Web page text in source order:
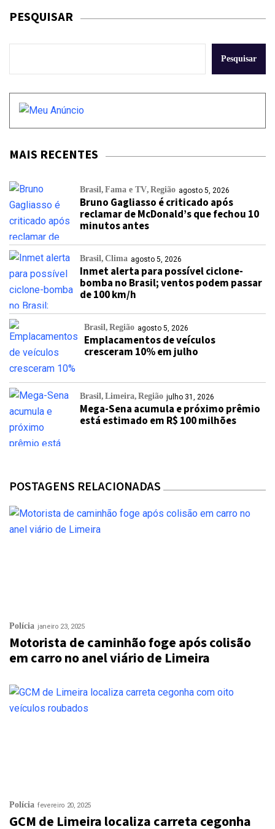
PESQUISAR
Pesquisar
MAIS RECENTES
Brasil Fama e TV Região agosto 5, 2026
Bruno Gagliasso é criticado após
reclamar de McDonald’s que fechou 10
minutos antes
Brasil Clima agosto 5, 2026
Inmet alerta para possível ciclone-
bomba no Brasil; ventos podem passar
de 100 km/h
Brasil Região agosto 5, 2026
Emplacamentos de veículos
cresceram 10% em julho
Brasil Limeira Região julho 31, 2026
Mega-Sena acumula e próximo prêmio
está estimado em R$ 100 milhões
POSTAGENS RELACIONADAS
Polícia janeiro 23, 2025
Motorista de caminhão foge após colisão
em carro no anel viário de Limeira
Polícia fevereiro 20, 2025
GCM de Limeira localiza carreta cegonha